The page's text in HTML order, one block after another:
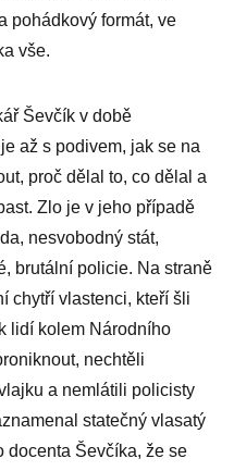
pohádkový formát, ve
vše.
Ševčík v době
až s podivem, jak se na
proč dělal to, co dělal a
Zlo je v jeho případě
nesvobodný stát,
brutální policie. Na straně
chytří vlastenci, kteří šli
lidí kolem Národního
nechtěli
a nemlátili policisty
statečný vlasatý
docenta Ševčíka, že se